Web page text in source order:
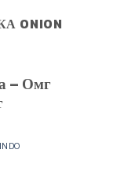
ONION
– Омг